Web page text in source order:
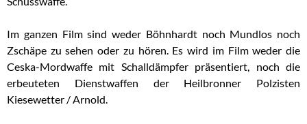
Im ganzen Film sind weder Böhnhardt noch Mundlos noch
Zschäpe zu sehen oder zu hören. Es wird im Film weder die
Ceska-Mordwaffe mit Schalldämpfer präsentiert, noch die
erbeuteten Dienstwaffen der Heilbronner Polzisten
Kiesewetter / Arnold.